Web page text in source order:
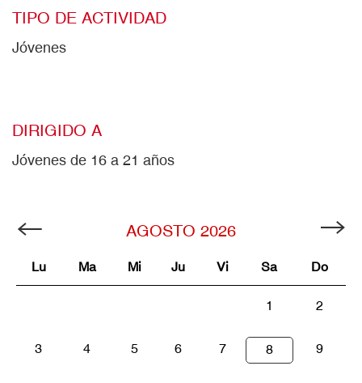
TIPO DE ACTIVIDAD
Jóvenes
DIRIGIDO A
Jóvenes de 16 a 21 años
AGOSTO 2026
Lu Ma Mi Ju Vi Sa Do
1 2
3 4 5 6 7 8 9